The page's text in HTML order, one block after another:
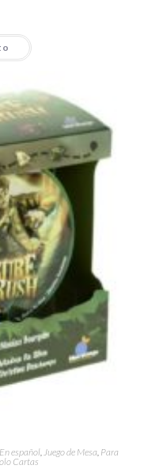
En español Juego de Mesa Para
Cartas